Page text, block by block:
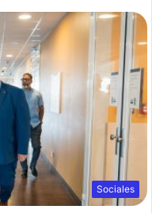
Sociales